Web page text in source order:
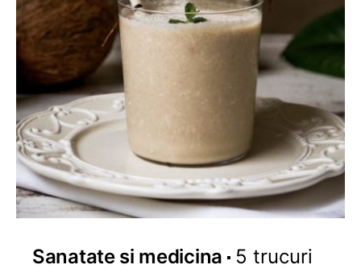
Sanatate si medicina
5 trucuri